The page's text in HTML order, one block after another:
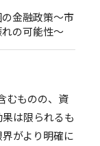
金融政策～市
の可能性～
むものの、資
は限られるも
がより明確に